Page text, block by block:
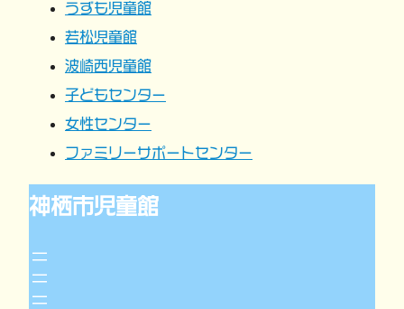
うずも児童館
若松児童館
波崎西児童館
子どもセンター
女性センター
ファミリーサポートセンター
神栖市児童館